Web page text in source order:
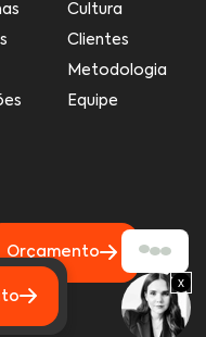
x
Cultura
Clientes
Metodologia
Equipe
Orçamento